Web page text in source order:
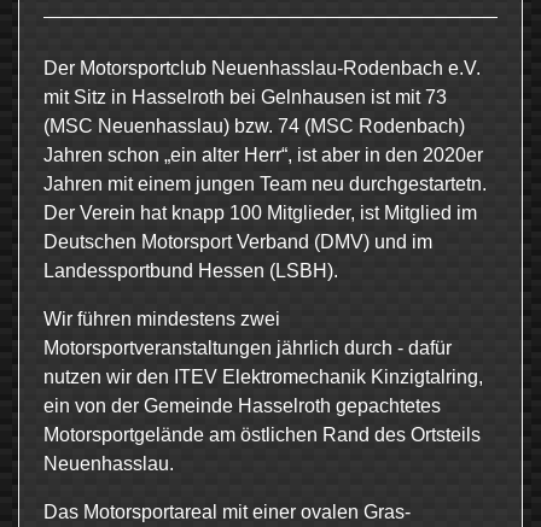
Der Motorsportclub Neuenhasslau-Rodenbach e.V.
mit Sitz in Hasselroth bei Gelnhausen ist mit 73
(MSC Neuenhasslau) bzw. 74 (MSC Rodenbach)
Jahren schon „ein alter Herr“, ist aber in den 2020er
Jahren mit einem jungen Team neu durchgestartetn.
Der Verein hat knapp 100 Mitglieder, ist Mitglied im
Deutschen Motorsport Verband (DMV) und im
Landessportbund Hessen (LSBH).
Wir führen mindestens zwei
Motorsportveranstaltungen jährlich durch - dafür
nutzen wir den ITEV Elektromechanik Kinzigtalring,
ein von der Gemeinde Hasselroth gepachtetes
Motorsportgelände am östlichen Rand des Ortsteils
Neuenhasslau.
Das Motorsportareal mit einer ovalen Gras-